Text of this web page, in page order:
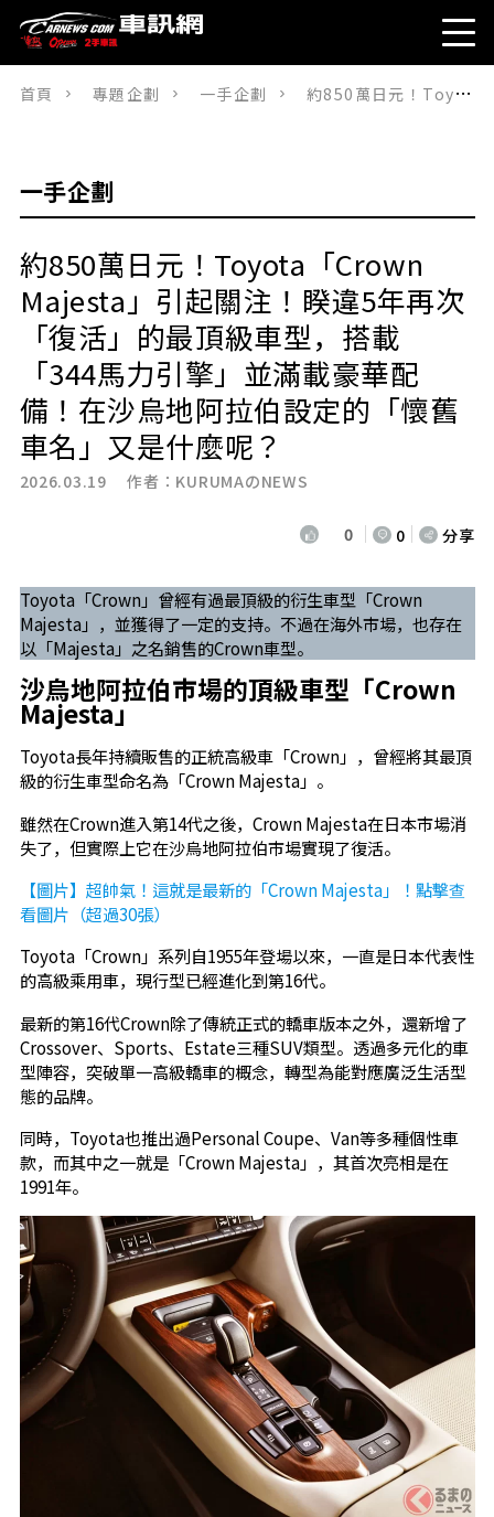
首頁 專題企劃 一手企劃 約850萬日元！Toyota「Crown Majesta」引起關注！睽違5年再次「復活」的最頂級車型，搭載「344馬力引擎」並滿載豪華配備！在沙烏地阿拉伯設定的「懷舊車名」又是什麼呢？
一手企劃
約850萬日元！Toyota「Crown
Majesta」引起關注！睽違5年再次
「復活」的最頂級車型，搭載
「344馬力引擎」並滿載豪華配
備！在沙烏地阿拉伯設定的「懷舊
車名」又是什麼呢？
2026.03.19 作者： KURUMAのNEWS
0 0 分享
Toyota「Crown」曾經有過最頂級的衍生車型「Crown
Majesta」，並獲得了一定的支持。不過在海外市場，也存在
以「Majesta」之名銷售的Crown車型。
沙烏地阿拉伯市場的頂級車型「Crown
Majesta」
Toyota長年持續販售的正統高級車「Crown」，曾經將其最頂
級的衍生車型命名為「Crown Majesta」。
雖然在Crown進入第14代之後，Crown Majesta在日本市場消
失了，但實際上它在沙烏地阿拉伯市場實現了復活。
【圖片】超帥氣！這就是最新的「Crown Majesta」！點擊查
看圖片（超過30張）
Toyota「Crown」系列自1955年登場以來，一直是日本代表性
的高級乘用車，現行型已經進化到第16代。
最新的第16代Crown除了傳統正式的轎車版本之外，還新增了
Crossover、Sports、Estate三種SUV類型。透過多元化的車
型陣容，突破單一高級轎車的概念，轉型為能對應廣泛生活型
態的品牌。
同時，Toyota也推出過Personal Coupe、Van等多種個性車
款，而其中之一就是「Crown Majesta」，其首次亮相是在
1991年。